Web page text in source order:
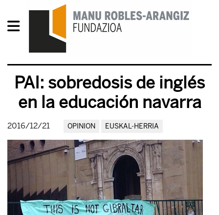
PAI: sobredosis de inglés
en la educación navarra
2016/12/21 OPINION EUSKAL-HERRIA